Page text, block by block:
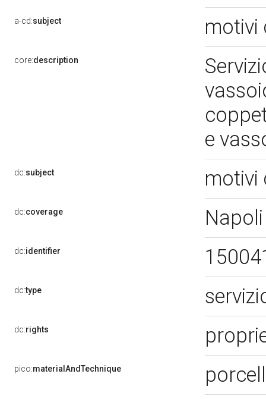
a-cd:subject motivi
core:description
e
dc:subject motivi
dc:coverage
dc:identifier
dc:type
dc:rights
pico:materialAndTechnique